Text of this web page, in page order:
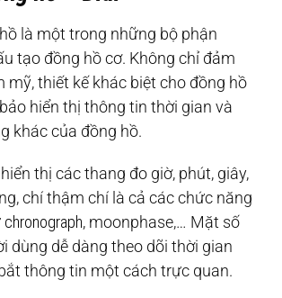
là một trong những bộ phận
tạo đồng hồ cơ. Không chỉ đảm
mỹ, thiết kế khác biệt cho đồng hồ
hiển thị thông tin thời gian và
khác của đồng hồ.
thị các thang đo giờ, phút, giây,
chí thậm chí là cả các chức năng
chronograph, moonphase,… Mặt số
dùng dễ dàng theo dõi thời gian
thông tin một cách trực quan.